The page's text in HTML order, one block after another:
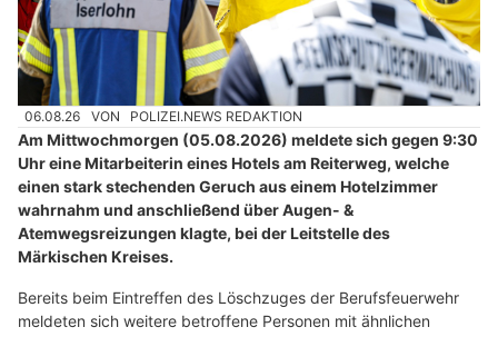
06.08.26 VON POLIZEI.NEWS REDAKTION
Am Mittwochmorgen (05.08.2026) meldete sich gegen 9:30
Uhr eine Mitarbeiterin eines Hotels am Reiterweg, welche
einen stark stechenden Geruch aus einem Hotelzimmer
wahrnahm und anschließend über Augen- &
Atemwegsreizungen klagte, bei der Leitstelle des
Märkischen Kreises.
Bereits beim Eintreffen des Löschzuges der Berufsfeuerwehr
meldeten sich weitere betroffene Personen mit ähnlichen